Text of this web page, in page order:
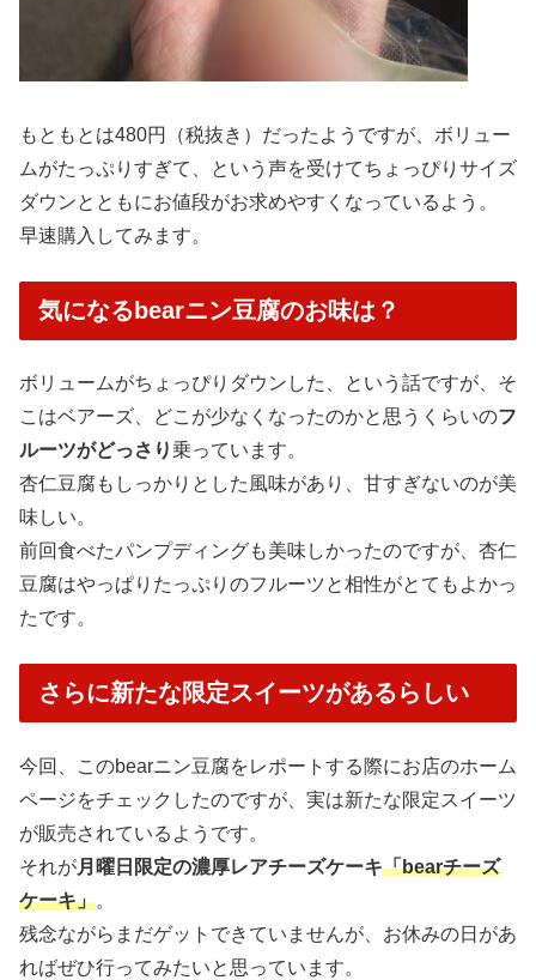
もともとは480円（税抜き）だったようですが、ボリュー
ムがたっぷりすぎて、という声を受けてちょっぴりサイズ
ダウンとともにお値段がお求めやすくなっているよう。
早速購入してみます。
気になるbearニン豆腐のお味は？
ボリュームがちょっぴりダウンした、という話ですが、そ
こはベアーズ、どこが少なくなったのかと思うくらいのフ
ルーツがどっさり 乗っています。
杏仁豆腐もしっかりとした風味があり、甘すぎないのが美
味しい。
前回食べたパンプディングも美味しかったのですが、杏仁
豆腐はやっぱりたっぷりのフルーツと相性がとてもよかっ
たです。
さらに新たな限定スイーツがあるらしい
今回、このbearニン豆腐をレポートする際にお店のホーム
ページをチェックしたのですが、実は新たな限定スイーツ
が販売されているようです。
それが月曜日限定の濃厚レアチーズケーキ「bearチーズ
ケーキ」。
残念ながらまだゲットできていませんが、お休みの日があ
ればぜひ行ってみたいと思っています。